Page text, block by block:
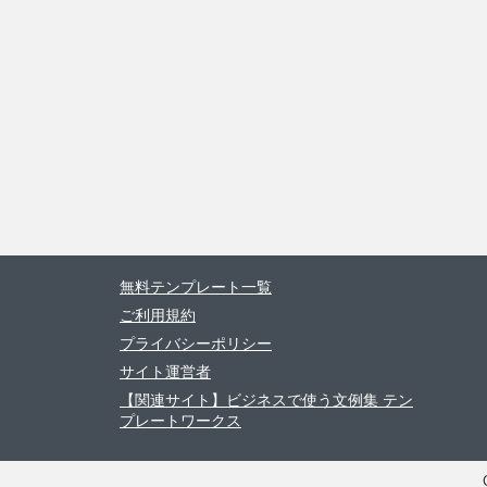
無料テンプレート一覧
ご利用規約
プライバシーポリシー
サイト運営者
【関連サイト】ビジネスで使う文例集 テン
プレートワークス